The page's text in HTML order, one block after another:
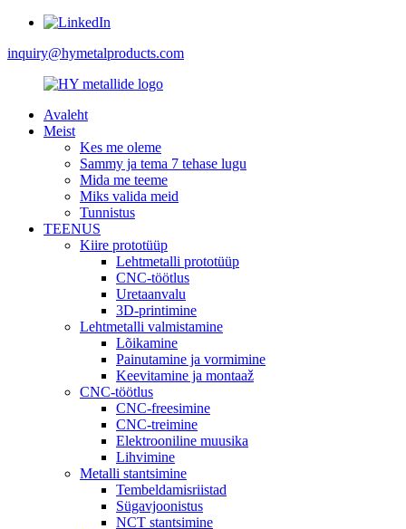
inquiry@hymetalproducts.com
Avaleht
Meist
Kes me oleme
Sammy ja tema 7 tehase lugu
Mida me teeme
Miks valida meid
Tunnistus
TEENUS
Kiire prototüüp
Lehtmetalli prototüüp
CNC-töötlus
Uretaanvalu
3D-printimine
Lehtmetalli valmistamine
Lõikamine
Painutamine ja vormimine
Keevitamine ja montaaž
CNC-töötlus
CNC-freesimine
CNC-treimine
Elektrooniline muusika
Lihvimine
Metalli stantsimine
Tembeldamisriistad
Sügavjoonistus
NCT stantsimine